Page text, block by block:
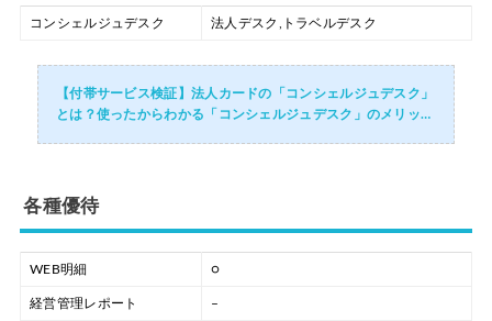
コンシェルジュデスク 法人デスク,トラベルデスク
【付帯サービス検証】法人カードの「コンシェルジュデスク」
とは？使ったからわかる「コンシェルジュデスク」のメリット
各種優待
WEB明細 ○
経営管理レポート –